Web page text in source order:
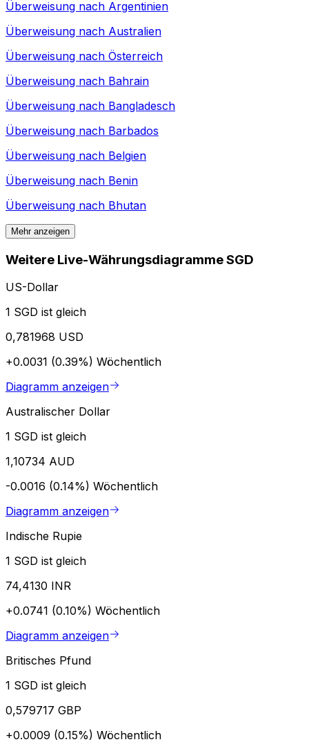
Überweisung nach Argentinien
Überweisung nach Australien
Überweisung nach Österreich
Überweisung nach Bahrain
Überweisung nach Bangladesch
Überweisung nach Barbados
Überweisung nach Belgien
Überweisung nach Benin
Überweisung nach Bhutan
Mehr anzeigen
Weitere Live-Währungsdiagramme SGD
US-Dollar
1 SGD ist gleich
0,781968 USD
+0.0031 (0.39%) Wöchentlich
Diagramm anzeigen
Australischer Dollar
1 SGD ist gleich
1,10734 AUD
-0.0016 (0.14%) Wöchentlich
Diagramm anzeigen
Indische Rupie
1 SGD ist gleich
74,4130 INR
+0.0741 (0.10%) Wöchentlich
Diagramm anzeigen
Britisches Pfund
1 SGD ist gleich
0,579717 GBP
+0.0009 (0.15%) Wöchentlich